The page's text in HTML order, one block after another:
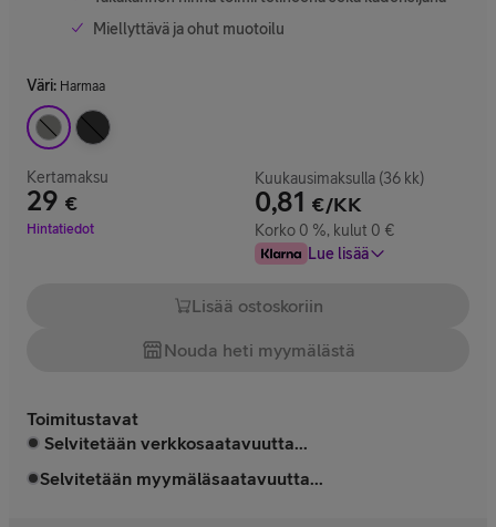
Miellyttävä ja ohut muotoilu
Väri: Harmaa
Kertamaksu
29 €
Hinta 29 €
Hintatiedot
Kuukausimaksulla (36 kk)
0,81 €/KK
Korko 0 %, kulut 0 €
Lue lisää
Lisää ostoskoriin
Nouda heti myymälästä
Toimitustavat
Selvitetään verkkosaatavuutta...
Selvitetään myymäläsaatavuutta...